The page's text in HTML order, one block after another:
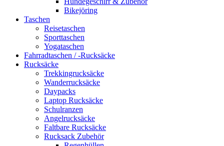
Bikejöring
Taschen
Reisetaschen
Sporttaschen
Yogataschen
Fahrradtaschen / -Rucksäcke
Rucksäcke
Trekkingrucksäcke
Wanderrucksäcke
Daypacks
Laptop Rucksäcke
Schulranzen
Angelrucksäcke
Faltbare Rucksäcke
Rucksack Zubehör